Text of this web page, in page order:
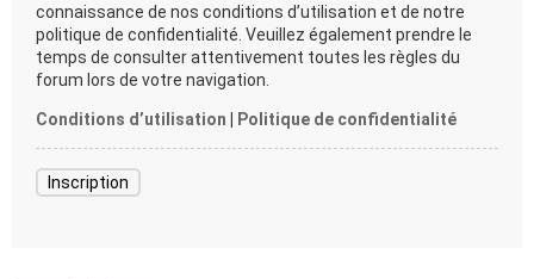
connaissance de nos conditions d’utilisation et de notre
politique de confidentialité. Veuillez également prendre le
temps de consulter attentivement toutes les règles du
forum lors de votre navigation.
Conditions d’utilisation Politique de confidentialité
Inscription